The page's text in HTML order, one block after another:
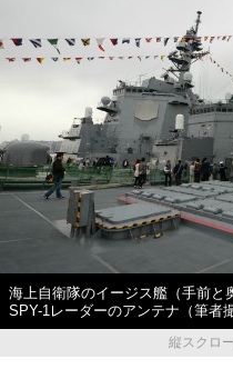
海上自衛隊のイージス艦（手前と
SPY-1レーダーのアンテナ（筆者
縦スクロ